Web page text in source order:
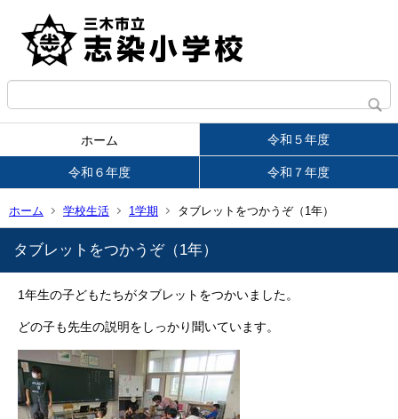
ホーム 令和５年度
令和６年度 令和７年度
ホーム 学校生活 1学期 タブレットをつかうぞ（1年）
タブレットをつかうぞ（1年）
1年生の子どもたちがタブレットをつかいました。
どの子も先生の説明をしっかり聞いています。